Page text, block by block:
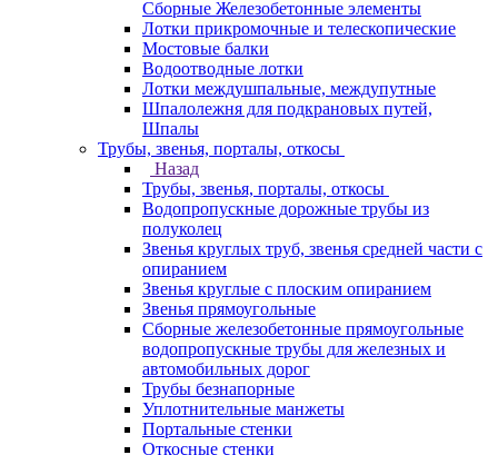
Сборные Железобетонные элементы
Лотки прикромочные и телескопические
Мостовые балки
Водоотводные лотки
Лотки междушпальные, междупутные
Шпалолежня для подкрановых путей,
Шпалы
Трубы, звенья, порталы, откосы
Назад
Трубы, звенья, порталы, откосы
Водопропускные дорожные трубы из
полуколец
Звенья круглых труб, звенья средней части с
опиранием
Звенья круглые с плоским опиранием
Звенья прямоугольные
Сборные железобетонные прямоугольные
водопропускные трубы для железных и
автомобильных дорог
Трубы безнапорные
Уплотнительные манжеты
Портальные стенки
Откосные стенки